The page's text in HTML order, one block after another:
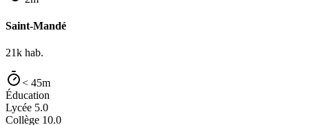
Saint-Mandé
21k hab.
< 45m
Éducation
Lycée 5.0
Collège 10.0